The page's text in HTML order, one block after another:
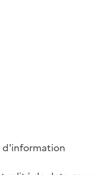
d'information